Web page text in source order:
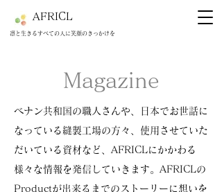
AFRICL
​​凛と生きるすべての人に笑顔のきっかけを
Magazine
ベナン共和国の職人さんや、日本でお世話に
なっている縫製工場の方々、使用させていた
だいている資材など、AFRICLにかかわる
様々な情報を発信していきます。AFRICLの
Productが出来るまでのストーリーに想いを